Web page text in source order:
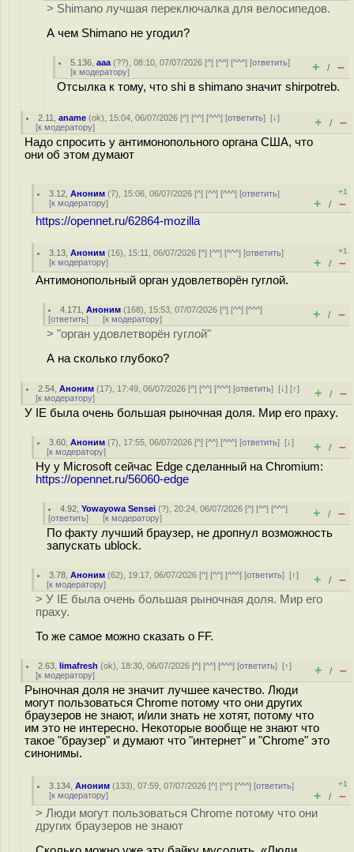
> Shimano лучшая переключалка для велосипедов.
А чем Shimano не угодил?
5.136 ,ааа (??), 08:10, 07/07/2026 [^] [^^] [^^^] [ответить]
[к модератору] + / –
Отсылка к тому, что shi в shimano значит shirpotreb.
2.11 ,aname (ok), 15:04, 06/07/2026 [^] [^^] [^^^] [ответить][↓]
[к модератору] + / –
Надо спросить у антимонопольного органа США, что
они об этом думают
3.12 ,Аноним (7), 15:06, 06/07/2026 [^] [^^] [^^^] [ответить]
[к модератору]
+1
+ / –
https://opennet.ru/62864-mozilla
3.13 ,Аноним (16), 15:11, 06/07/2026 [^] [^^] [^^^] [ответить]
[к модератору]
+1
+ / –
Антимонопольный орган удовлетворён гуглой.
4.171 ,Аноним (168), 15:53, 07/07/2026 [^] [^^] [^^^]
[ответить] [к модератору] + / –
> "орган удовлетворён гуглой"
А на сколько глубоко?
2.54 ,Аноним (17), 17:49, 06/07/2026 [^] [^^] [^^^] [ответить][↓] [↑]
[к модератору] + / –
У IE была очень большая рыночная доля. Мир его праху.
3.60 ,Аноним (7), 17:55, 06/07/2026 [^] [^^] [^^^] [ответить][↓]
[к модератору] + / –
Ну у Microsoft сейчас Edge сделанный на Chromium:
https://opennet.ru/56060-edge
4.92 ,Yowayowa Sensei (?), 20:24, 06/07/2026 [^] [^^] [^^^]
[ответить] [к модератору] + / –
По факту лучший браузер, не дропнул возможность
запускать ublock.
3.78 ,Аноним (62), 19:17, 06/07/2026 [^] [^^] [^^^] [ответить][↑]
[к модератору] + / –
> У IE была очень большая рыночная доля. Мир его
праху.
То же самое можно сказать о FF.
2.63 ,limafresh (ok), 18:30, 06/07/2026 [^] [^^] [^^^] [ответить][↑]
[к модератору] + / –
Рыночная доля не значит лучшее качество. Люди
могут пользоваться Chrome потому что они других
браузеров не знают, и/или знать не хотят, потому что
им это не интересно. Некоторые вообще не знают что
такое "браузер" и думают что "интернет" и "Chrome" это
синонимы.
3.134 ,Аноним (133), 07:59, 07/07/2026 [^] [^^] [^^^] [ответить]
[к модератору]
+1
+ / –
> Люди могут пользоваться Chrome потому что они
других браузеров не знают